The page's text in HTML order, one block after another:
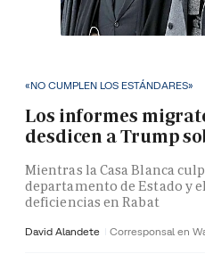
«NO CUMPLEN LOS ESTÁNDARES»
Los informes
desdicen a Trump
Mientras la Casa Blanca
departamento de Estado y
deficiencias en Rabat
David Alandete Corresponsal en